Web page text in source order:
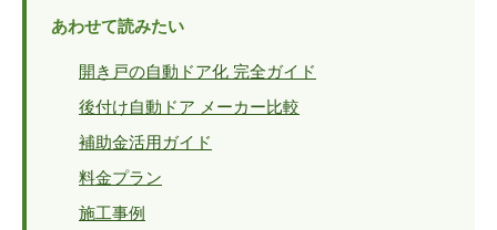
あわせて読みたい
開き戸の自動ドア化 完全ガイド
後付け自動ドア メーカー比較
補助金活用ガイド
料金プラン
施工事例